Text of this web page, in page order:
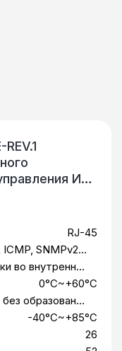
ИБП
времени
WEB-
входных
уровня
о
RJ-45
ICMP, SNMPv2c,
SNTP, TCP, UDP
во внутренний
мини слот
0°C~+60°C
образования
конденсата
-40°C~+85°C
26